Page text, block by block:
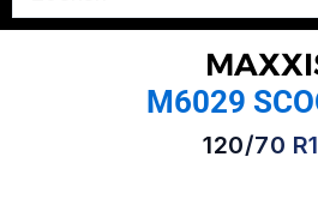
M6029
120/70